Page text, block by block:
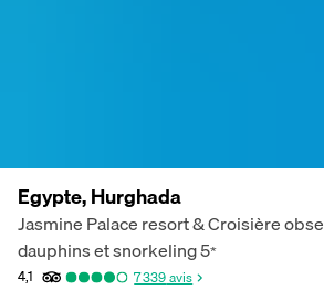
Egypte, Hurghada
Jasmine Palace resort & Croisière
dauphins et snorkeling5*
4,1 7 339avis